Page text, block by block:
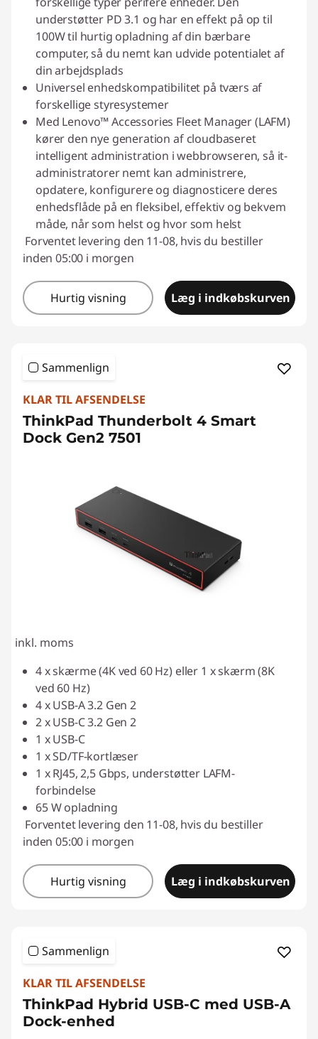
understøtter PD 3.1 og har en effekt på op til
100W til hurtig opladning af din bærbare
computer, så du nemt kan udvide potentialet af
din arbejdsplads
Universel enhedskompatibilitet på tværs af
forskellige styresystemer
Med Lenovo™ Accessories Fleet Manager (LAFM)
kører den nye generation af cloudbaseret
intelligent administration i webbrowseren, så it-
administratorer nemt kan administrere,
opdatere, konfigurere og diagnosticere deres
enhedsflåde på en fleksibel, effektiv og bekvem
måde, når som helst og hvor som helst
Forventet levering den 11-08, hvis du bestiller
inden 05:00 i morgen
Hurtig visning Læg i indkøbskurven
Sammenlign
KLAR TIL AFSENDELSE
ThinkPad Thunderbolt 4 Smart
Dock Gen2 7501
inkl. moms
4 x skærme (4K ved 60 Hz) eller 1 x skærm (8K
ved 60 Hz)
4 x USB-A 3.2 Gen 2
2 x USB-C 3.2 Gen 2
1 x USB-C
1 x SD/TF-kortlæser
1 x RJ45, 2,5 Gbps, understøtter LAFM-
forbindelse
65 W opladning
Forventet levering den 11-08, hvis du bestiller
inden 05:00 i morgen
Hurtig visning Læg i indkøbskurven
Sammenlign
KLAR TIL AFSENDELSE
ThinkPad Hybrid USB-C med USB-A
Dock-enhed